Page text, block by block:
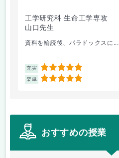
工学研究科 生命工学専攻
山口先生
資料を輪読後、パラドックスに...
充実 5
楽単 5
おすすめの授業